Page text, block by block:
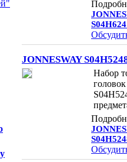
JONNESWAY
Набор